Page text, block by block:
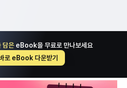
담은 eBook을 무료로 만나보세요
로 eBook 다운받기
vs 허브스팟
vs 먼데이닷컴
CRM 12종 비교